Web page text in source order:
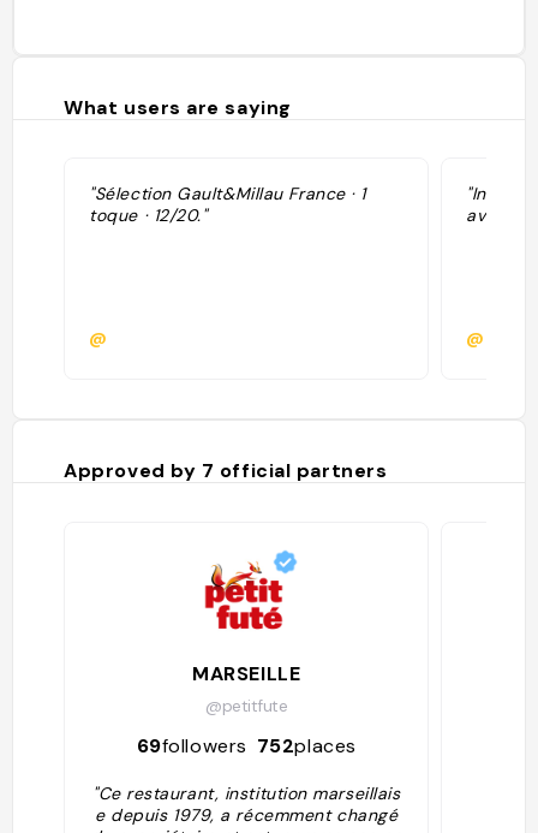
What users are saying
"Sélection Gault&Millau France · 1
toque · 12/20."
@
avec
Approved by 7 official partners
MARSEILLE
@petitfute
69followers 752places
"Ce restaurant, institution marseillais
e depuis 1979, a récemment changé